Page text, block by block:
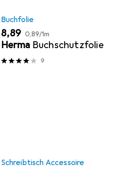
Buchfolie
EUR
8,89 EUR
0,89/1m
Herma Buchschutzfolie
9
Schreibtisch Accessoire